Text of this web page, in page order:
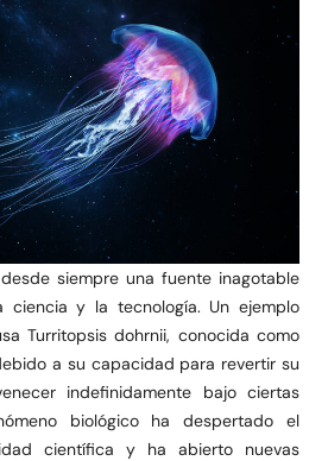
siempre una fuente inagotable
ciencia y la tecnología. Un ejemplo
Turritopsis dohrnii, conocida como
a su capacidad para revertir su
indefinidamente bajo ciertas
biológico ha despertado el
científica y ha abierto nuevas